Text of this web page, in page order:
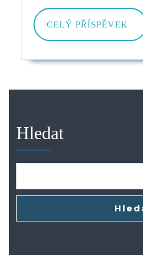
CELÝ PŘÍSPĚVEK
Hledat